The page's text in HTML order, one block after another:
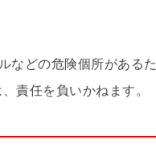
などの危険個所があるた
責任を負いかねます。